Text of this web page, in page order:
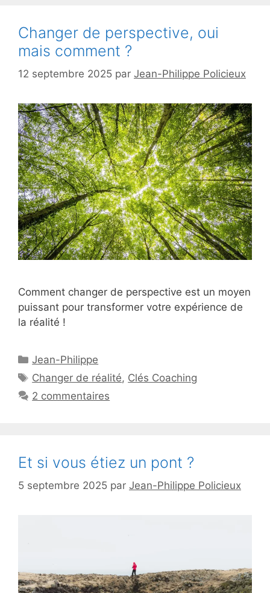
Changer de perspective, oui
mais comment ?
12 septembre 2025 par Jean-Philippe Policieux
Comment changer de perspective est un moyen
puissant pour transformer votre expérience de
la réalité !
Catégories
Jean-Philippe
Étiquettes
Changer de réalité, Clés Coaching
2 commentaires
Et si vous étiez un pont ?
5 septembre 2025 par Jean-Philippe Policieux